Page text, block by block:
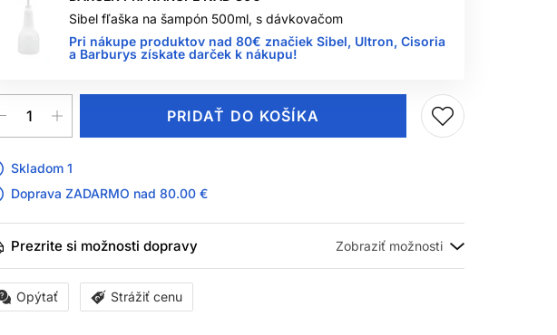
Sibel fľaška na šampón 500ml, s dávkovačom
Pri nákupe produktov nad 80€ značiek Sibel, Ultron, Cisoria
a Barburys získate darček k nákupu!
PRIDAŤ DO KOŠÍKA
Skladom 1
Doprava ZADARMO nad 80.00 €
Prezrite si možnosti dopravy
Opýtať Strážiť cenu